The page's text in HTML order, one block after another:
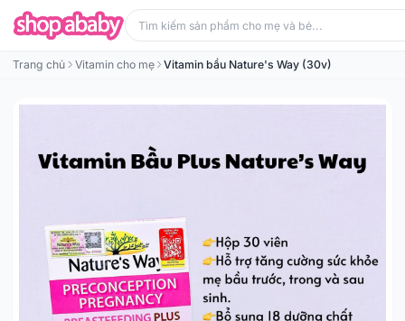
Trang chủ Vitamin cho mẹ Vitamin bầu Nature's Way (30v)